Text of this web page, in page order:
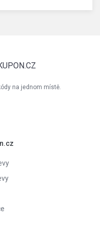
na jednom místě.